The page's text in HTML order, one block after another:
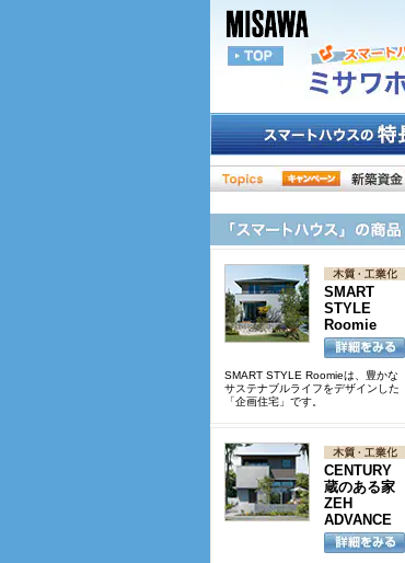
SMART
STYLE
Roomie
SMART STYLE Roomieは、豊かな
サステナブルライフをデザインした
「企画住宅」です。
CENTURY
蔵のある家
ZEH
ADVANCE